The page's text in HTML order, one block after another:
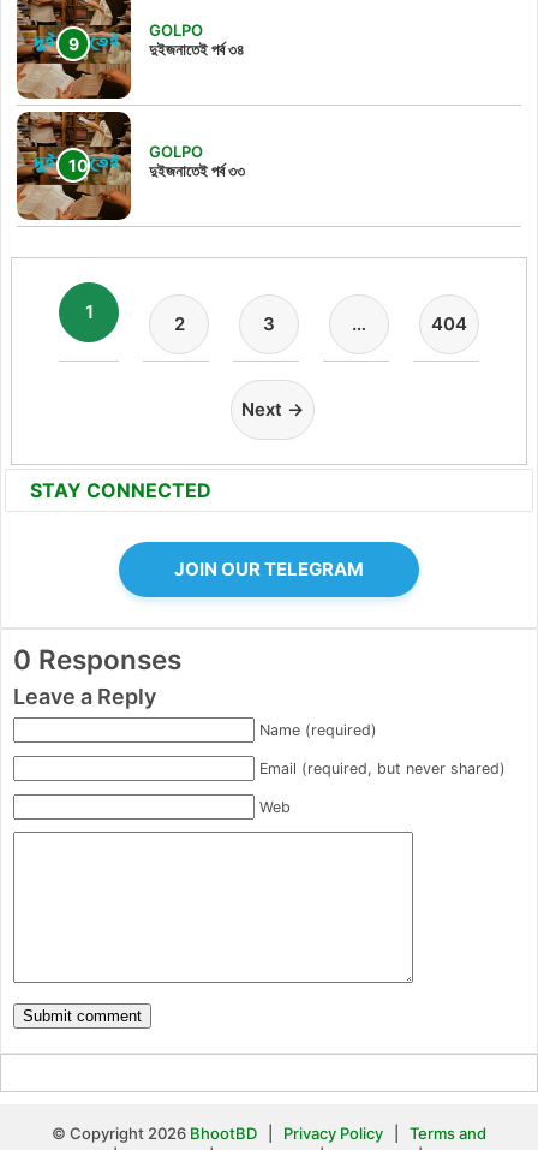
GOLPO
দুইজনাতেই পর্ব ৩৪
GOLPO
দুইজনাতেই পর্ব ৩৩
1
2 3 … 404
Next →
STAY CONNECTED
JOIN OUR TELEGRAM
0 Responses
Leave a Reply
Name (required)
Email (required, but never shared)
Web
© Copyright 2026 BhootBD Privacy Policy
Terms and